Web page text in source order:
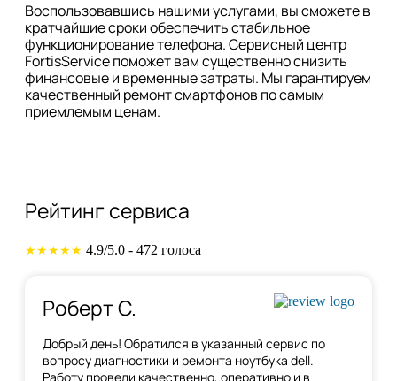
Воспользовавшись нашими услугами, вы сможете в
кратчайшие сроки обеспечить стабильное
функционирование телефона. Сервисный центр
FortisService поможет вам существенно снизить
финансовые и временные затраты. Мы гарантируем
качественный ремонт смартфонов по самым
приемлемым ценам.
Рейтинг сервиса
★★★★★ 4.9/5.0 - 472 голоса
Роберт С.
Добрый день! Обратился в указанный сервис по
вопросу диагностики и ремонта ноутбука dell.
Работу провели качественно, оперативно и в